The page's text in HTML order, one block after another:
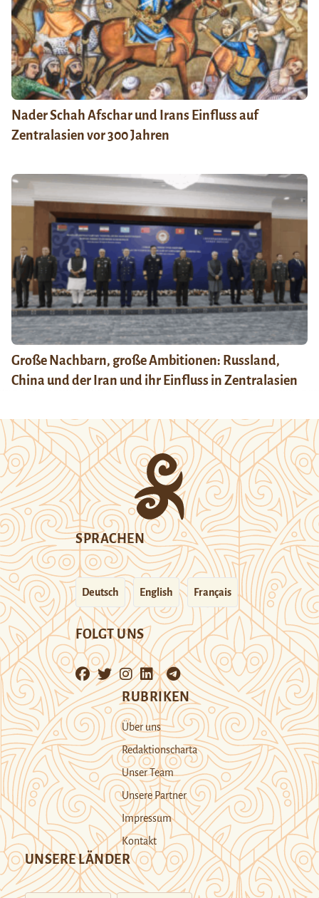
Nader Schah Afschar und Irans Einfluss auf
Zentralasien vor 300 Jahren
Große Nachbarn, große Ambitionen: Russland,
China und der Iran und ihr Einfluss in Zentralasien
SPRACHEN
Deutsch English Français
FOLGT UNS
RUBRIKEN
Über uns
Redaktionscharta
Unser Team
Unsere Partner
Impressum
Kontakt
UNSERE LÄNDER